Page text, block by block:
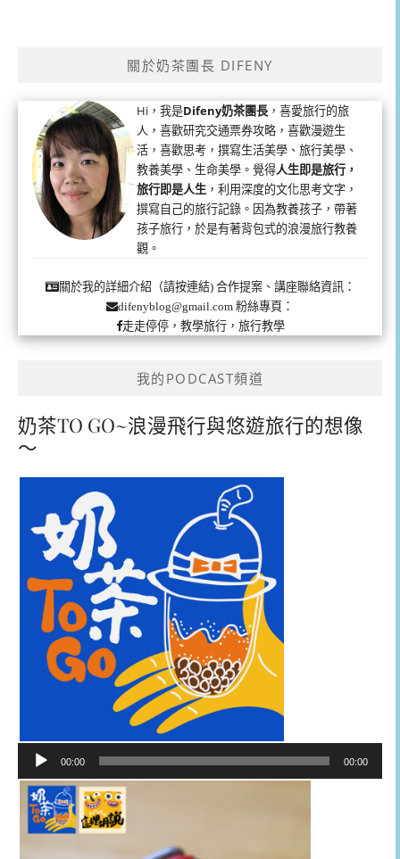
關於奶茶團長 DIFENY
Hi，我是Difeny奶茶團長 ，喜愛旅行的旅
人，喜歡研究交通票券攻略，喜歡漫遊生
活，喜歡思考，撰寫生活美學、旅行美學、
教養美學、生命美學。覺得人生即是旅行，
旅行即是人生 ，利用深度的文化思考文字，
撰寫自己的旅行記錄。因為教養孩子，帶著
孩子旅行，於是有著背包式的浪漫旅行教養
觀。
關於我的詳細介紹（請按連結)合作提案、講座聯絡資訊：
difenyblog@gmail.com 粉絲專頁：
走走停停，教學旅行，旅行教學
我的PODCAST頻道
奶茶TO GO~浪漫飛行與悠遊旅行的想像
～
播
器
00:00 00:00